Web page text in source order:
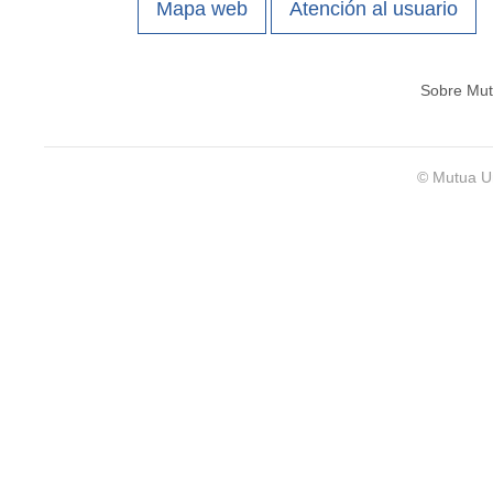
Mapa web Atención al usuario
Sobre
© Mutua